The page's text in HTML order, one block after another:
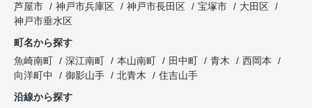
芦屋市
神戸市兵庫区 神戸市長田区 宝塚市
大田区
神戸市垂水区
町名から探す
魚崎南町
深江南町 本山南町 田中町 青木
西岡本
向洋町中
御影山手 北青木
住吉山手
沿線から探す